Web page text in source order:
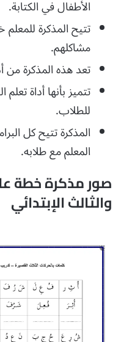
الأطفال في الكتابة.
تتيح المذكرة
مشاكلهم.
تعد هذه المذكرة من
تتميز بأنها أداة
للطلاب.
المذكرة تتيح كل
المعلم مع طلابه.
صور مذكرة خطة
والثالث الإبتدائي